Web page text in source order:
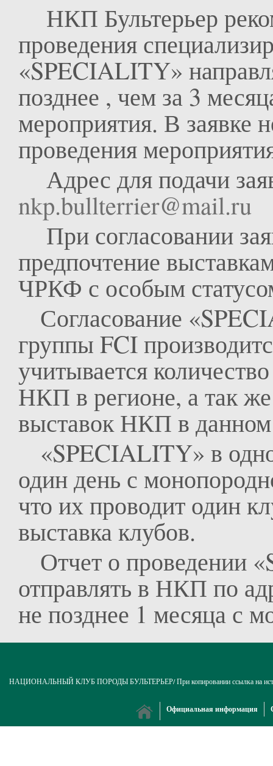
НКП Бультерьер
проведения
«SPECIALITY»
позднее , чем за 3
мероприятия. В заявке
проведения
Адрес для подачи
nkp.bullterrier@mail.ru
При согласовании
предпочтение
ЧРКФ с особым
Согласование
группы FCI
учитывается
НКП в регионе, а так
выставок НКП в данном
«SPECIALITY» в
один день с
что их проводит один
выставка клубов.
Отчет о проведении
отправлять в НКП по
не позднее 1 месяца с
НАЦИОНАЛЬНЫЙ КЛУБ ПОРОДЫ БУЛЬТЕРЬЕР/ При копировании ссылка на
Официальная информация